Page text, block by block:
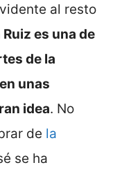
al resto
es una de
de la
unas
idea. No
de la
se ha